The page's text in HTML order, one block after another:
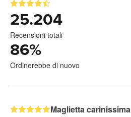
25.204
Recensioni totali
86%
Ordinerebbe di nuovo
Maglietta carinissima